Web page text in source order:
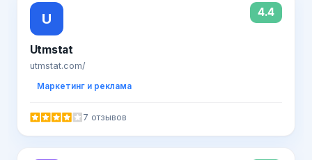
U 4.4
Utmstat
utmstat.com/
Маркетинг и реклама
7 отзывов